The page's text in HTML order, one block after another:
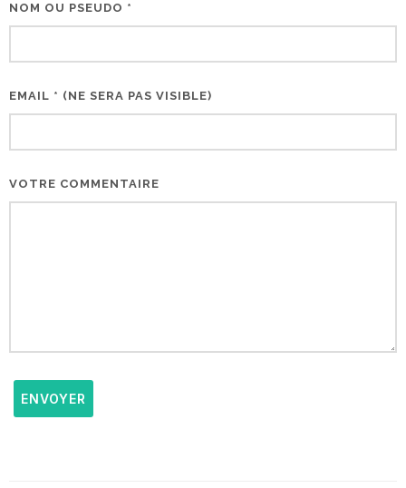
NOM OU PSEUDO *
EMAIL * (NE SERA PAS VISIBLE)
VOTRE COMMENTAIRE
ENVOYER